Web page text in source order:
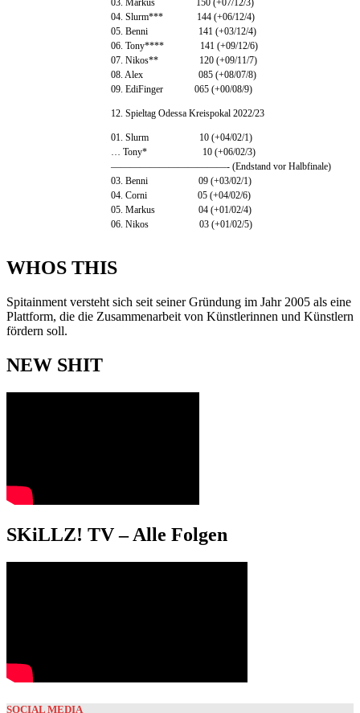
03. Markus 150 (+07/12/3)
04. Slurm*** 144 (+06/12/4)
05. Benni 141 (+03/12/4)
06. Tony**** 141 (+09/12/6)
07. Nikos** 120 (+09/11/7)
08. Alex 085 (+08/07/8)
09. EdiFinger 065 (+00/08/9)
12. Spieltag Odessa Kreispokal 2022/23
01. Slurm 10 (+04/02/1)
… Tony* 10 (+06/02/3)
————————————- (Endstand vor Halbfinale)
03. Benni 09 (+03/02/1)
04. Corni 05 (+04/02/6)
05. Markus 04 (+01/02/4)
06. Nikos 03 (+01/02/5)
WHOS THIS
Spitainment versteht sich seit seiner Gründung im Jahr 2005 als eine
Plattform, die die Zusammenarbeit von Künstlerinnen und Künstlern
fördern soll.
NEW SHIT
SKiLLZ! TV – Alle Folgen
SOCIAL MEDIA